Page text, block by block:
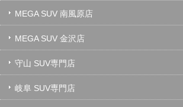
MEGA SUV 南風原店
MEGA SUV 金沢店
守山 SUV専門店
岐阜 SUV専門店